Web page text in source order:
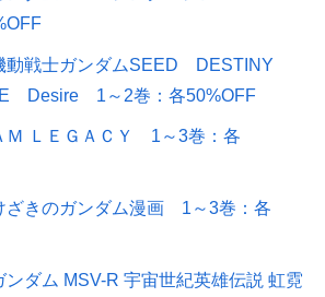
戦士ガンダムSEED DESTINY
Desire 1～2巻：各50%OFF
Ｍ ＬＥＧＡＣＹ 1～3巻：各
ざきのガンダム漫画 1～3巻：各
ンダム MSV-R 宇宙世紀英雄伝説 虹霓